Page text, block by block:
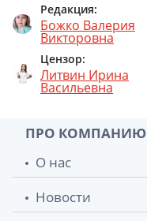
Редакция:
Божко Валерия
Викторовна
Цензор:
Литвин Ирина
Васильевна
ПРО КОМПАНИЮ
О нас
Новости